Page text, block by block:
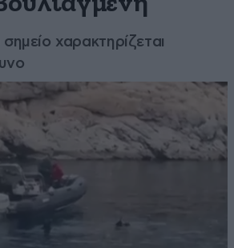
χαρακτηρίζεται